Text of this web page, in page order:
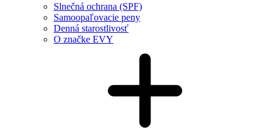
Slnečná ochrana (SPF)
Samoopaľovacie peny
Denná starostlivosť
O značke EVY